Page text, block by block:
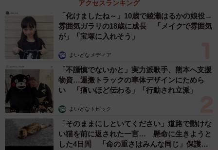
4/7
はにかみながらオススメメニューを教えてくれた内山田さん
アクセスランキング
「化けましたね～」10歳で綾瀬はるかの娘役→
雰囲気ガラリの18歳に成長 「メイクで雰囲気
が」「宝塚に入れそう」
まいどなメディア
「不謹慎でないかと」実力派歌手、熊本へ支援
物資…運搬トラックの車体デザインにためら
い 「痛いほど伝わる」「行動され立派」
まいどなトピック
「そのままにしといてください」道路で動けな
い猫を前に返された一言… 懸命に生きようと
した4日間 「命の重さはみんな同じ」保護団